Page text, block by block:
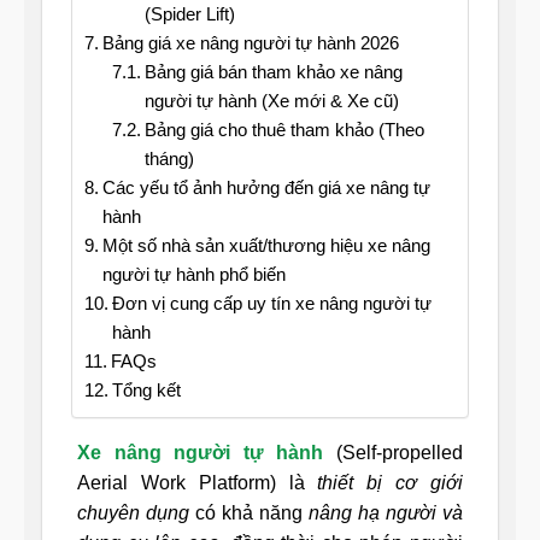
(Spider Lift)
Bảng giá xe nâng người tự hành 2026
Bảng giá bán tham khảo xe nâng
người tự hành (Xe mới & Xe cũ)
Bảng giá cho thuê tham khảo (Theo
tháng)
Các yếu tổ ảnh hưởng đến giá xe nâng tự
hành
Một số nhà sản xuất/thương hiệu xe nâng
người tự hành phổ biến
Đơn vị cung cấp uy tín xe nâng người tự
hành
FAQs
Tổng kết
Xe nâng người tự hành (Self-propelled
Aerial Work Platform) làthiết bị cơ giới
chuyên dụng có khả năng nâng hạ người và